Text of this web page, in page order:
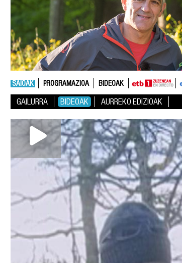
SAIOAK PROGRAMAZIOA BIDEOAK
GAILURRA BIDEOAK AURREKO EDIZIOAK